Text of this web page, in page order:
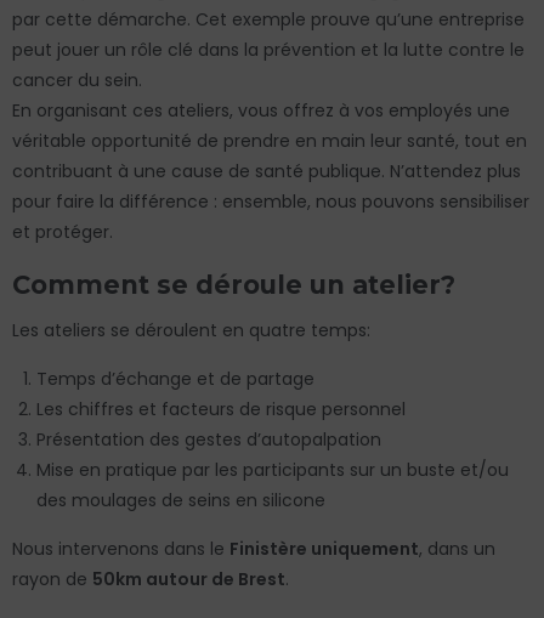
par cette démarche. Cet exemple prouve qu’une entreprise
peut jouer un rôle clé dans la prévention et la lutte contre le
cancer du sein.
En organisant ces ateliers, vous offrez à vos employés une
véritable opportunité de prendre en main leur santé, tout en
contribuant à une cause de santé publique. N’attendez plus
pour faire la différence : ensemble, nous pouvons sensibiliser
et protéger.
Comment se déroule un atelier?
Les ateliers se déroulent en quatre temps:
Temps d’échange et de partage
Les chiffres et facteurs de risque personnel
Présentation des gestes d’autopalpation
Mise en pratique par les participants sur un buste et/ou
des moulages de seins en silicone
Nous intervenons dans le Finistère uniquement, dans un
rayon de 50km autour de Brest.